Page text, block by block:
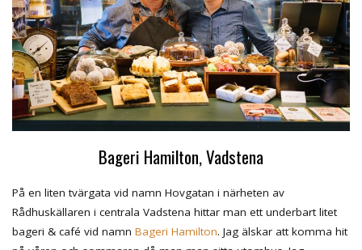
Bageri Hamilton, Vadstena
På en liten tvärgata vid namn Hovgatan i närheten av
Rådhuskällaren i centrala Vadstena hittar man ett underbart litet
bageri & café vid namn Bageri Hamilton. Jag älskar att komma hit